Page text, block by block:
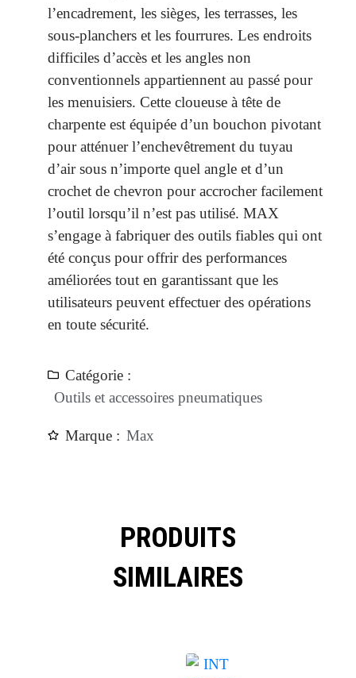
l’encadrement, les sièges, les terrasses, les
sous-planchers et les fourrures. Les endroits
difficiles d’accès et les angles non
conventionnels appartiennent au passé pour
les menuisiers. Cette cloueuse à tête de
charpente est équipée d’un bouchon pivotant
pour atténuer l’enchevêtrement du tuyau
d’air sous n’importe quel angle et d’un
crochet de chevron pour accrocher facilement
l’outil lorsqu’il n’est pas utilisé. MAX
s’engage à fabriquer des outils fiables qui ont
été conçus pour offrir des performances
améliorées tout en garantissant que les
utilisateurs peuvent effectuer des opérations
en toute sécurité.
Catégorie :
Outils et accessoires pneumatiques
Marque : Max
PRODUITS
SIMILAIRES